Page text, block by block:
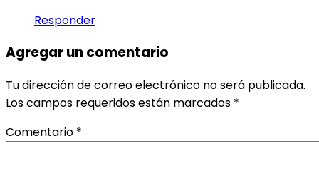
Responder
Agregar un comentario
Tu dirección de correo electrónico no será publicada.
Los campos requeridos están marcados *
Comentario *